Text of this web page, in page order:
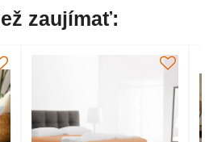
zaujímať: